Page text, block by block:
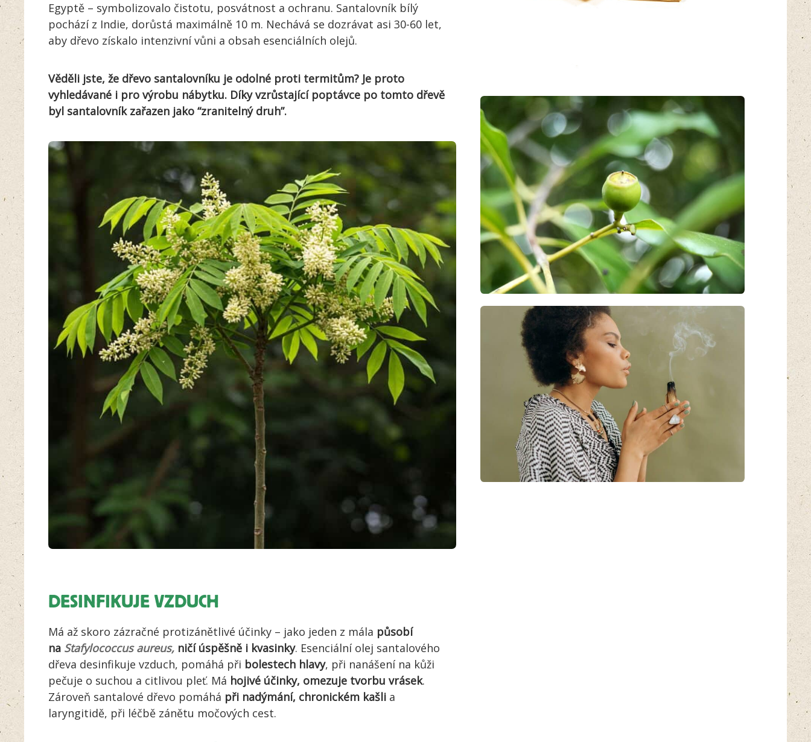
Egyptě – symbolizovalo čistotu, posvátnost a ochranu. Santalovník bílý
pochází z Indie, dorůstá maximálně 10 m. Nechává se dozrávat asi 30-60 let,
aby dřevo získalo intenzivní vůni a obsah esenciálních olejů.
Věděli jste, že dřevo santalovníku je odolné proti termitům? Je proto
vyhledávané i pro výrobu nábytku. Díky vzrůstající poptávce po tomto dřevě
byl santalovník zařazen jako “zranitelný druh”.
DESINFIKUJE VZDUCH
Má až skoro zázračné protizánětlivé účinky – jako jeden z mála působí
na Stafylococcus aureus, ničí úspěšně i kvasinky. Esenciální olej santalového
dřeva desinfikuje vzduch, pomáhá při bolestech hlavy, při nanášení na kůži
pečuje o suchou a citlivou pleť. Má hojivé účinky, omezuje tvorbu vrásek.
Zároveň santalové dřevo pomáhá při nadýmání, chronickém kašli a
laryngitidě, při léčbě zánětu močových cest.